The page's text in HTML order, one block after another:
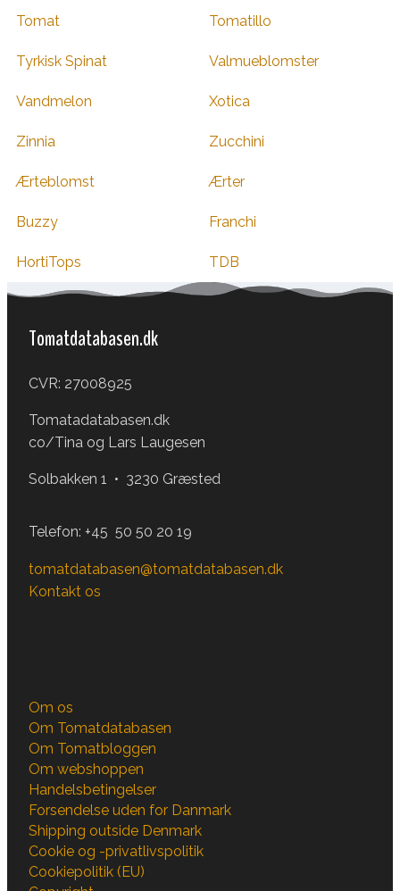
Tomat Tomatillo
Tyrkisk Spinat Valmueblomster
Vandmelon Xotica
Zinnia Zucchini
Ærteblomst Ærter
Buzzy Franchi
HortiTops TDB
Tomatdatabasen.dk
CVR: 27008925
Tomatadatabasen.dk
co/Tina og Lars Laugesen
Solbakken 1 • 3230 Græsted
Telefon: +45 50 50 20 19
tomatdatabasen@tomatdatabasen.dk
Kontakt os
Om os
Om Tomatdatabasen
Om Tomatbloggen
Om webshoppen
Handelsbetingelser
Forsendelse uden for Danmark
Shipping outside Denmark
Cookie og -privatlivspolitik
Cookiepolitik (EU)